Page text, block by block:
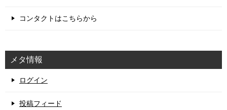
コンタクトはこちらから
メタ情報
ログイン
投稿フィード